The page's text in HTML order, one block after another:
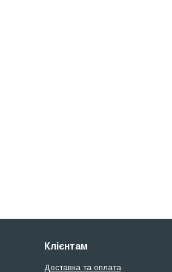
Клієнтам
Доставка та оплата